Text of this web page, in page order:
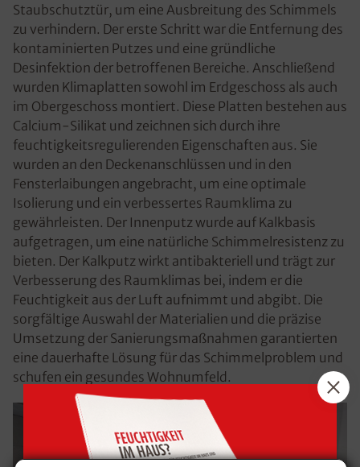
Staubschutztür, um eine Ausbreitung des Schimmels
zu verhindern. Der erste Schritt war die Entfernung des
kontaminierten Putzes und eine gründliche
Desinfektion der betroffenen Bereiche. Anschließend
wurden Klimaplatten sowohl im Erdgeschoss als auch
im Obergeschoss montiert. Diese Platten bestehen aus
Calcium-Silikat und zeichnen sich durch ihre
feuchtigkeitsregulierenden Eigenschaften aus. Sie
wurden an den Deckenanschlüssen und in den
Fensterlaibungen angebracht, um eine optimale
Isolierung und ein verbessertes Raumklima zu
gewährleisten. Der Innenputz wurde auf Kalkbasis
aufgetragen, um eine natürliche Schimmelresistenz zu
bieten. Der Kalkputz wirkt antibakteriell und trägt zur
Verbesserung des Raumklimas bei, indem er die
Feuchtigkeit aus der Luft aufnimmt und abgibt. Die
sorgfältige Auswahl der Materialien und die präzise
Umsetzung der Sanierungsmaßnahmen garantierten
eine dauerhafte Lösung für das Schimmelproblem und
schufen ein gesundes Wohnumfeld.